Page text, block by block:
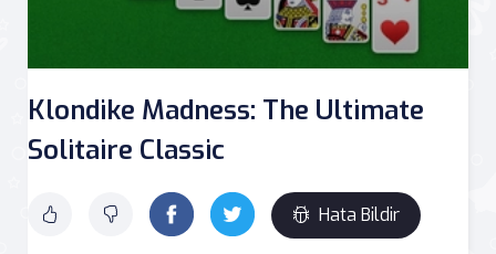
Klondike Madness: The Ultimate
Solitaire Classic
Hata Bildir